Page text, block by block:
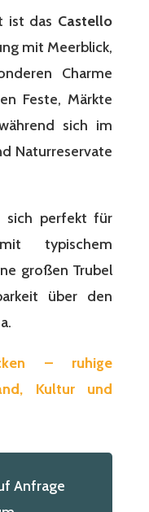
ist das Castello
mit Meerblick,
Charme
Feste, Märkte
sich im
Naturreservate
sich perfekt für
typischem
großen Trubel
über den
– ruhige
Kultur und
Anfrage